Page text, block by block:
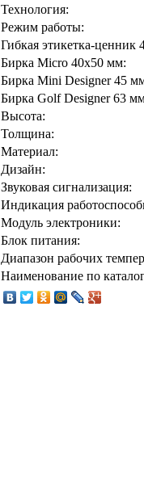
Технология:
Режим работы:
Гибкая этикетка-ценник
Бирка Micro 40x50 мм:
Бирка Mini Designer 45
Бирка Golf Designer 63
Высота:
Толщина:
Материал:
Дизайн:
Звуковая сигнализация:
Индикация
Модуль электроники:
Блок питания:
Диапазон рабочих
Наименование по